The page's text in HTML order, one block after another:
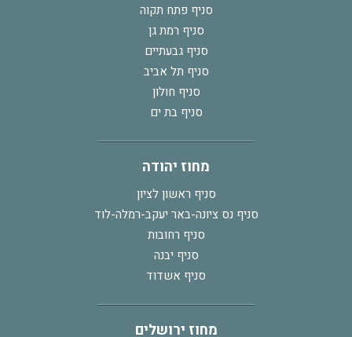
סניף פתח תקוה
סניף רמת גן
סניף גבעתיים
סניף תל אביב
סניף חולון
סניף בת ים
מחוז יהודה
סניף ראשון לציון
סניף נס ציונה-באר יעקב-רמלה-לוד
סניף רחובות
סניף יבנה
סניף אשדוד
מחוז ירושלים